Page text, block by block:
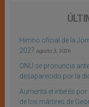
Himno oficial de la
2027 agosto 3, 2026
ONU se pronuncia
desaparecido por la
Aumenta el interés
de los mártires de